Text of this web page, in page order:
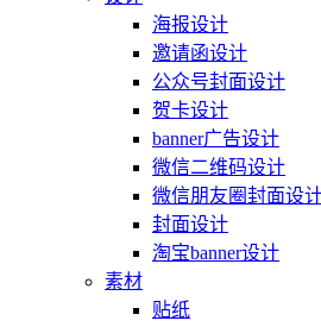
海报设计
邀请函设计
公众号封面设计
贺卡设计
banner广告设计
微信二维码设计
微信朋友圈封面设
封面设计
淘宝banner设计
素材
贴纸